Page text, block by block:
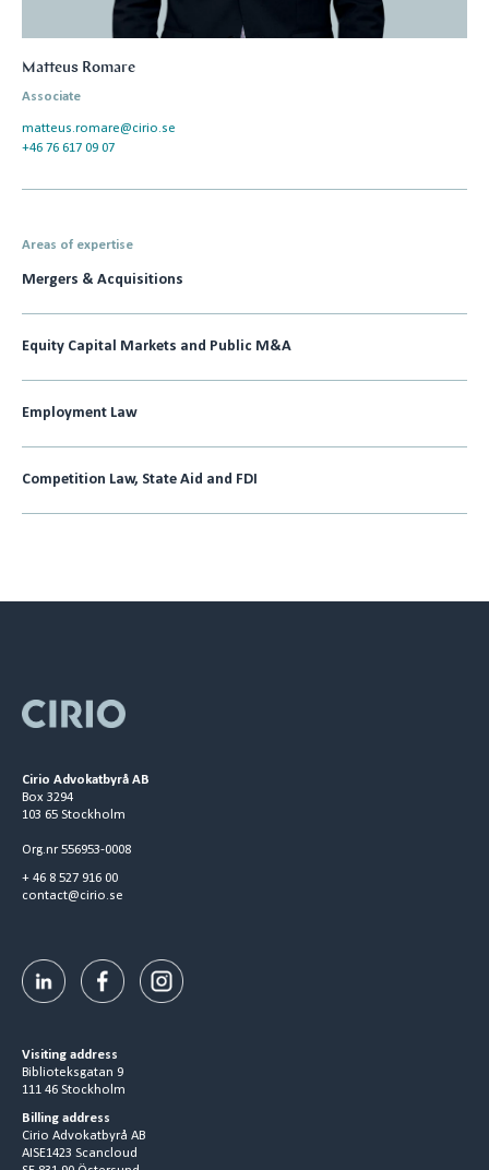
Matteus Romare
Associate
matteus.romare@cirio.se
+46 76 617 09 07
Areas of expertise
Mergers & Acquisitions
Equity Capital Markets and Public M&A
Employment Law
Competition Law, State Aid and FDI
Cirio Advokatbyrå AB
Box 3294
103 65 Stockholm
Org.nr 556953-0008
+ 46 8 527 916 00
contact@cirio.se
Visiting address
Biblioteksgatan 9
111 46 Stockholm
Billing address
Cirio Advokatbyrå AB
AISE1423 Scancloud